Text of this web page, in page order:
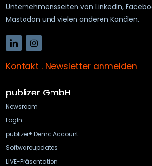
Unternehmensseiten von LinkedIn,
Mastodon und vielen anderen Kanälen.
Kontakt . Newsletter anmelden
publizer GmbH
Newsroom
LogIn
publizer® Demo Account
Softwareupdates
LIVE-Präsentation